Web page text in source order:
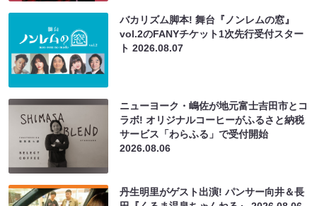
バカリズム脚本! 舞台『ノンレムの窓』
vol.2のFANYチケット1次先行受付スター
ト2026.08.07
ニューヨーク・嶋佐が地元富士吉田市とコ
ラボ! オリジナルコーヒーがふるさと納税
サービス「わらふる」で受付開始
2026.08.06
丹生明里がゲスト出演! パンサー向井＆長